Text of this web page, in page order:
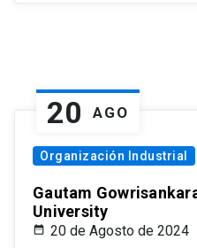
20 AGO
Organización Industrial
Gautam
University
20 de Agosto de 2024